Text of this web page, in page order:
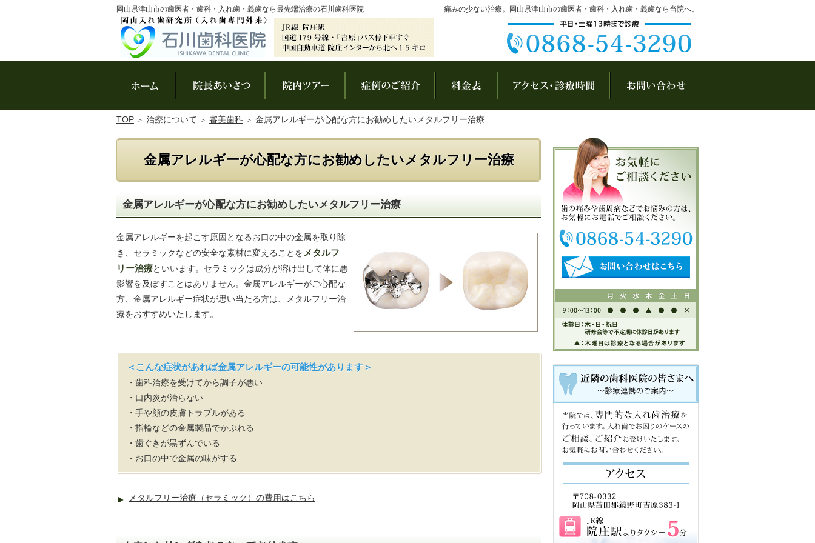
金属アレルギーが心配な方にお勧めしたいメタルフリー治療
痛みの少ない治療。岡山県津山市の歯医者・歯科・入れ歯・義歯なら当院へ。
岡山県津山市の歯医者・歯科・入れ歯・義歯なら最先端治療の石川歯科医院
金属アレルギーが心配な方にお勧めしたいメタルフリー治療
金属アレルギーを起こす原因となるお口の中の金属を取り除
き、セラミックなどの安全な素材に変えることを メタルフ
リー治療といいます。セラミックは成分が溶け出して体に悪
影響を及ぼすことはありません。金属アレルギーがご心配な
方、金属アレルギー症状が思い当たる方は、メタルフリー治
療をおすすめいたします。
＜こんな症状があれば金属アレルギーの可能性があります＞
・歯科治療を受けてから調子が悪い
・口内炎が治らない
・手や顔の皮膚トラブルがある
・指輪などの金属製品でかぶれる
・歯ぐきが黒ずんでいる
・お口の中で金属の味がする
メタルフリー治療（セラミック）の費用はこちら
TOP 治療について 審美歯科 金属アレルギーが心配な方にお勧めしたいメタルフリー治療